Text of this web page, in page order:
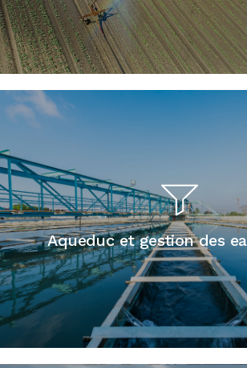
Aqueduc et gestion des